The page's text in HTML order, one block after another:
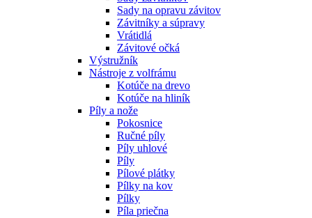
Sady na opravu závitov
Závitníky a súpravy
Vrátidlá
Závitové očká
Výstružník
Nástroje z volfrámu
Kotúče na drevo
Kotúče na hliník
Píly a nože
Pokosnice
Ručné píly
Píly uhlové
Píly
Pílové plátky
Pílky na kov
Pílky
Píla priečna